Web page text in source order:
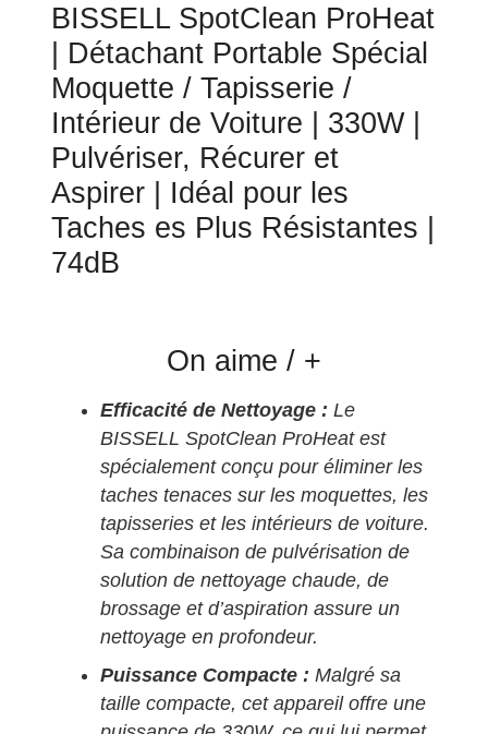
BISSELL SpotClean ProHeat
| Détachant Portable Spécial
Moquette / Tapisserie /
Intérieur de Voiture | 330W |
Pulvériser, Récurer et
Aspirer | Idéal pour les
Taches es Plus Résistantes |
74dB
On aime / +
Efficacité de Nettoyage : Le
BISSELL SpotClean ProHeat est
spécialement conçu pour éliminer les
taches tenaces sur les moquettes, les
tapisseries et les intérieurs de voiture.
Sa combinaison de pulvérisation de
solution de nettoyage chaude, de
brossage et d’aspiration assure un
nettoyage en profondeur.
Puissance Compacte : Malgré sa
taille compacte, cet appareil offre une